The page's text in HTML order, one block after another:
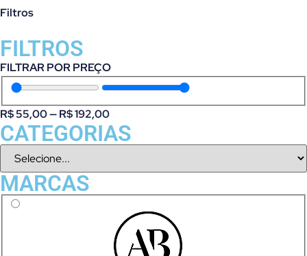
Filtros
FILTROS
FILTRAR POR PREÇO
R$55,00—R$192,00
CATEGORIAS
MARCAS